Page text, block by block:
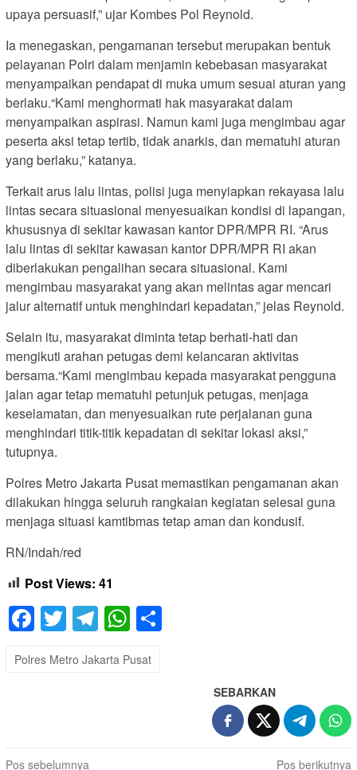
upaya persuasif,” ujar Kombes Pol Reynold.
Ia menegaskan, pengamanan tersebut merupakan bentuk
pelayanan Polri dalam menjamin kebebasan masyarakat
menyampaikan pendapat di muka umum sesuai aturan yang
berlaku.“Kami menghormati hak masyarakat dalam
menyampaikan aspirasi. Namun kami juga mengimbau agar
peserta aksi tetap tertib, tidak anarkis, dan mematuhi aturan
yang berlaku,” katanya.
Terkait arus lalu lintas, polisi juga menyiapkan rekayasa lalu
lintas secara situasional menyesuaikan kondisi di lapangan,
khususnya di sekitar kawasan kantor DPR/MPR RI. “Arus
lalu lintas di sekitar kawasan kantor DPR/MPR RI akan
diberlakukan pengalihan secara situasional. Kami
mengimbau masyarakat yang akan melintas agar mencari
jalur alternatif untuk menghindari kepadatan,” jelas Reynold.
Selain itu, masyarakat diminta tetap berhati-hati dan
mengikuti arahan petugas demi kelancaran aktivitas
bersama.“Kami mengimbau kepada masyarakat pengguna
jalan agar tetap mematuhi petunjuk petugas, menjaga
keselamatan, dan menyesuaikan rute perjalanan guna
menghindari titik-titik kepadatan di sekitar lokasi aksi,”
tutupnya.
Polres Metro Jakarta Pusat memastikan pengamanan akan
dilakukan hingga seluruh rangkaian kegiatan selesai guna
menjaga situasi kamtibmas tetap aman dan kondusif.
RN/Indah/red
Post Views: 41
Facebook
TwitterTelegram
WhatsApp
Polres Metro Jakarta Pusat
SEBARKAN
Pos sebelumnya Pos berikutnya